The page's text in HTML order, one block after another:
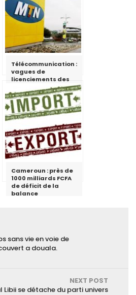
Télécommunication :
vagues de
licenciements des
employés au sein
MTN Cameroon
Cameroun : près de
1000 milliards FCFA
de déficit de la
balance
sans vie en voie de
a douala.
NEXT POST
Libii se détache du parti univers